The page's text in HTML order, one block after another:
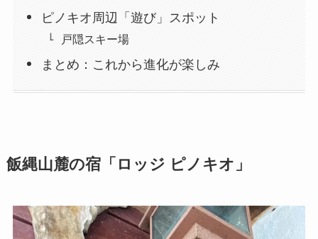
ピノキオ周辺「遊び」スポット
戸隠スキー場
まとめ：これから進化が楽しみ
飯縄山麓の宿「ロッジ ピノキオ」